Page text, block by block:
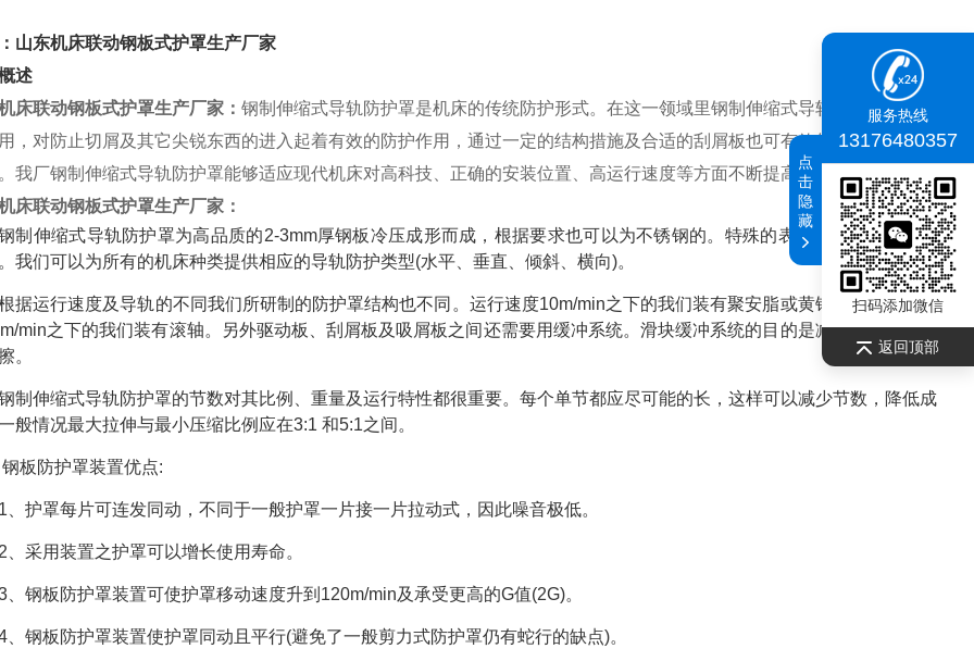
山东机床联动钢板式护罩生产厂家
述
床联动钢板式护罩生产厂家 ： 钢制伸缩式导轨防护罩是机床的传统防护形式。在这一领域里钢制伸缩式导轨防护罩被广泛
，对防止切屑及其它尖锐东西的进入起着有效的防护作用，通过一定的结构措施及合适的刮屑板也可有效的降低冷却液的
我厂钢制伸缩式导轨防护罩能够适应现代机床对高科技、正确的安装位置、高运行速度等方面不断提高的要求。
床联动钢板式护罩生产厂家 ：
制伸缩式导轨防护罩为高品质的2-3mm厚钢板冷压成形而成，根据要求也可以为不锈钢的。特殊的表面磨光会使其另外
我们可以为所有的机床种类提供相应的导轨防护类型(水平、垂直、倾斜、横向)。
据运行速度及导轨的不同我们所研制的防护罩结构也不同。运行速度10m/min之下的我们装有聚安脂或黄铜滑块。中等速
min之下的我们装有滚轴。另外驱动板、刮屑板及吸屑板之间还需要用缓冲系统。滑块缓冲系统的目的是减少碰撞、噪音
。
制伸缩式导轨防护罩的节数对其比例、重量及运行特性都很重要。每个单节都应尽可能的长，这样可以减少节数，降低成
般情况最大拉伸与最小压缩比例应在3:1 和5:1之间。
板防护罩装置优点:
、护罩每片可连发同动，不同于一般护罩一片接一片拉动式，因此噪音极低。
、采用装置之护罩可以增长使用寿命。
、钢板防护罩装置可使护罩移动速度升到120m/min及承受更高的G值(2G)。
、钢板防护罩装置使护罩同动且平行(避免了一般剪力式防护罩仍有蛇行的缺点)。
服务热线
13176480357
扫码添加微信
返回顶部
点
击
隐
藏